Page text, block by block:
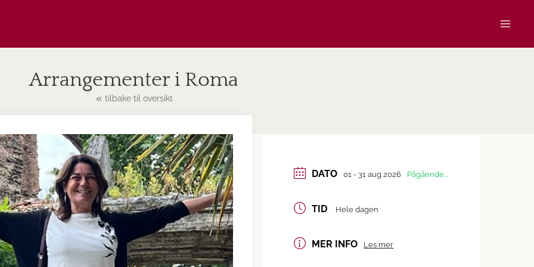
Arrangementer i Roma
tilbake til oversikt
DATO 01 - 31 aug 2026 Pågående...
TID Hele dagen
MER INFO Les mer